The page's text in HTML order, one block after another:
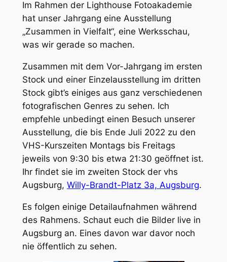
Im Rahmen der Lighthouse Fotoakademie
hat unser Jahrgang eine Ausstellung
„Zusammen in Vielfalt“, eine Werksschau,
was wir gerade so machen.
Zusammen mit dem Vor-Jahrgang im ersten
Stock und einer Einzelausstellung im dritten
Stock gibt’s einiges aus ganz verschiedenen
fotografischen Genres zu sehen. Ich
empfehle unbedingt einen Besuch unserer
Ausstellung, die bis Ende Juli 2022 zu den
VHS-Kurszeiten Montags bis Freitags
jeweils von 9:30 bis etwa 21:30 geöffnet ist.
Ihr findet sie im zweiten Stock der vhs
Augsburg, Willy-Brandt-Platz 3a, Augsburg.
Es folgen einige Detailaufnahmen während
des Rahmens. Schaut euch die Bilder live in
Augsburg an. Eines davon war davor noch
nie öffentlich zu sehen.